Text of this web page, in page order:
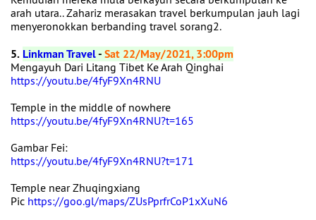
arah utara.. Zahariz merasakan travel berkumpulan jauh lagi
menyeronokkan berbanding travel sorang2.
5. Linkman Travel-Sat 22/May/2021, 3:00pm
Mengayuh Dari Litang Tibet Ke Arah Qinghai
https://youtu.be/4fyF9Xn4RNU
Temple in the middle of nowhere
https://youtu.be/4fyF9Xn4RNU?t=165
Gambar Fei:
https://youtu.be/4fyF9Xn4RNU?t=171
Temple near Zhuqingxiang
Pic https://goo.gl/maps/ZUsPprfrCoP1xXuN6